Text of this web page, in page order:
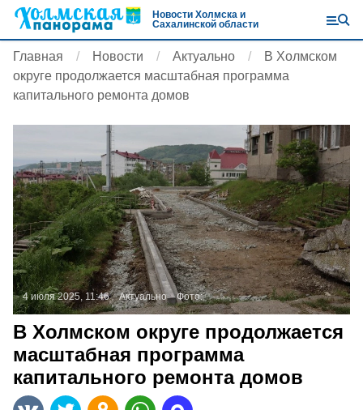
Новости Холмска и
Сахалинской области
Главная Новости Актуально
В Холмском
округе продолжается масштабная программа
капитального ремонта домов
4 июля 2025, 11:46 Актуально Фото:
В Холмском округе продолжается
масштабная программа
капитального ремонта домов